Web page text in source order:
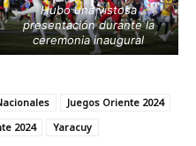
Hubo una vistosa
presentación durante la
ceremonia inaugural
Juegos Oriente 2024
2024 Yaracuy